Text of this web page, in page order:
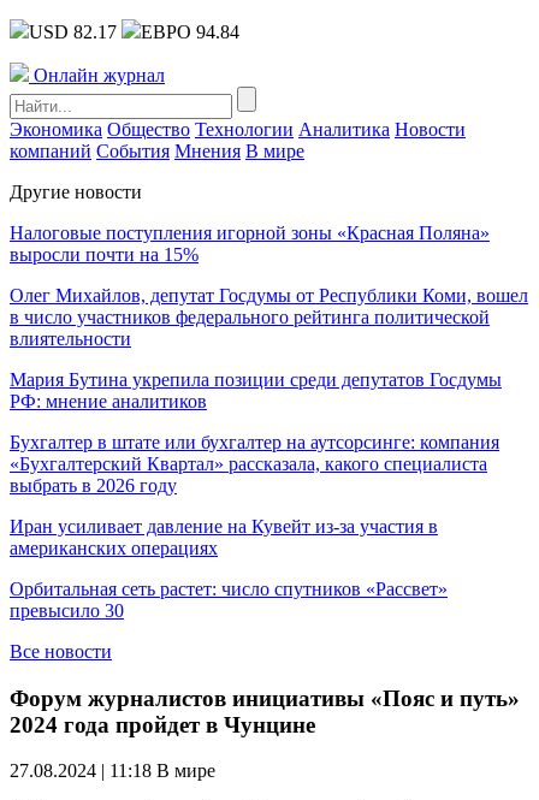
USD 82.17 ЕВРО 94.84
Онлайн журнал
Экономика Общество Технологии Аналитика Новости
компаний События Мнения В мире
Другие новости
Налоговые поступления игорной зоны «Красная Поляна»
выросли почти на 15%
Олег Михайлов, депутат Госдумы от Республики Коми, вошел
в число участников федерального рейтинга политической
влиятельности
Мария Бутина укрепила позиции среди депутатов Госдумы
РФ: мнение аналитиков
Бухгалтер в штате или бухгалтер на аутсорсинге: компания
«Бухгалтерский Квартал» рассказала, какого специалиста
выбрать в 2026 году
Иран усиливает давление на Кувейт из-за участия в
американских операциях
Орбитальная сеть растет: число спутников «Рассвет»
превысило 30
Все новости
Форум журналистов инициативы «Пояс и путь»
2024 года пройдет в Чунцине
27.08.2024 | 11:18 В мире